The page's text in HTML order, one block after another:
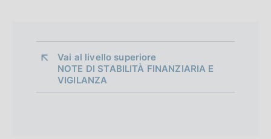
Vai al livello superiore
NOTE DI STABILITÀ FINANZIARIA E
VIGILANZA